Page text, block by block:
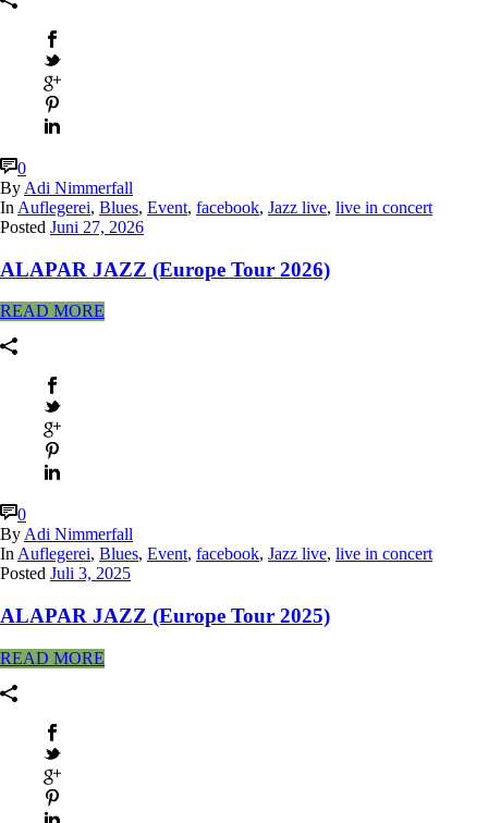
0
By Adi Nimmerfall
In Auflegerei, Blues, Event, facebook, Jazz live, live in concert
Posted Juni 27, 2026
ALAPAR JAZZ (Europe Tour 2026)
READ MORE
0
ByAdi Nimmerfall
InAuflegerei, Blues, Event, facebook, Jazz live, live in concert
Posted Juli 3, 2025
ALAPAR JAZZ (Europe Tour 2025)
READ MORE